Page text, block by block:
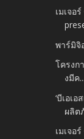
เมเจอ
พาร์มิจิ
โครงก
งมีค...
‘บีเอเ
ผลิต
เมเจอ